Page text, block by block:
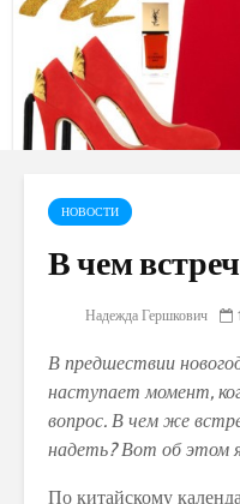
НОВОСТИ
В чем
Надежда Гершкович
В предшествии
наступает момент,
вопрос. В чем же
надеть? Вот об этом
По китайскому